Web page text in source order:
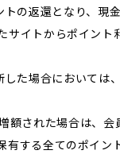
の返還となり、現
イトからポイン
た場合においては
された場合は、
する全てのポイ